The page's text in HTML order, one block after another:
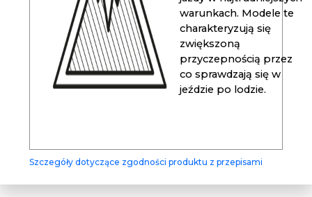
warunkach. Modele te
charakteryzują się
zwiększoną
przyczepnością przez
co sprawdzają się w
jeździe po lodzie.
Szczegóły dotyczące zgodności produktu z przepisami